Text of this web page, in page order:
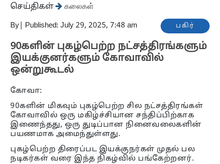
செய்திகள் கலைகள்
By Published: July 29, 2025, 7:48 am பகிர்
90களின் புகழ்பெற்ற நட்சத்திரங்களும்
இயக்குனர்களும் கோவாவில்
ஒன்றுகூடல்
கோவா:
90களின் மிகவும் புகழ்பெற்ற சில நட்சத்திரங்கள்
கோவாவில் ஒரு மகிழ்ச்சியான சந்திப்பிற்காக
இணைந்தது, ஒரு துடிப்பான நினைவலைகளின்
பயணமாக அமைந்துள்ளது.
புகழ்பெற்ற திரைப்பட இயக்குநர்கள் முதல் பல
நடிகர்கள் வரை இந்த நிகழ்வில் பங்கேற்றனர்.